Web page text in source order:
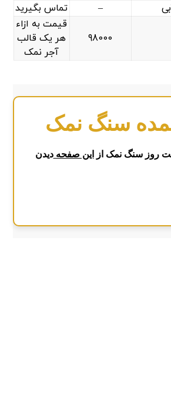
– تماس بگیرید
98000
قیمت به ازاء
هر یک قالب
آجر نمک
سنگ نمک
روز سنگ نمک از این صفحهدیدن